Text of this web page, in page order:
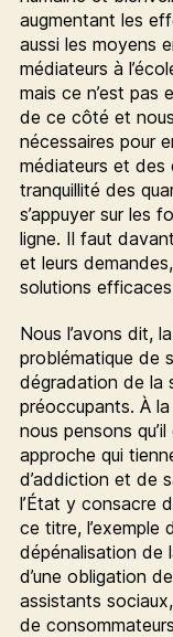
augmentant les
aussi les moyens
médiateurs à
mais ce n’est pas
de ce côté et
nécessaires pour
médiateurs et des
tranquillité des
s’appuyer sur les
ligne. Il faut
et leurs
solutions
Nous l’avons dit,
problématique de
dégradation de la
préoccupants. À
nous pensons
approche qui
d’addiction et de
l’État y consacre
ce titre, l’exemple
dépénalisation de
d’une obligation
assistants
de